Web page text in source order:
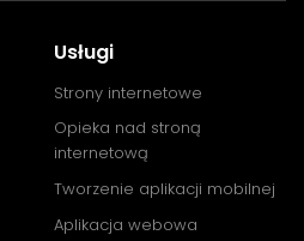
Usługi
Strony internetowe
Opieka nad stroną
internetową
Tworzenie aplikacji mobilnej
Aplikacja webowa